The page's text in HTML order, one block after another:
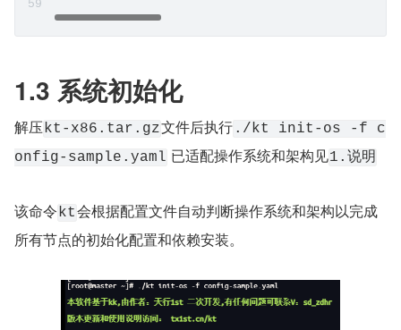
1.3 系统初始化
解压kt-x86.tar.gz文件后执行 ./kt init-os -f c
onfig-sample.yaml 已适配操作系统和架构见1.说明
该命令kt会根据配置文件自动判断操作系统和架构以完成
所有节点的初始化配置和依赖安装。